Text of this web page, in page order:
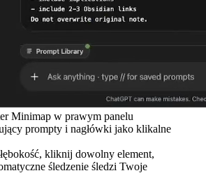
Minimap w prawym panelu
prompty i nagłówki jako klikalne
kliknij dowolny element,
śledzenie śledzi Twoje